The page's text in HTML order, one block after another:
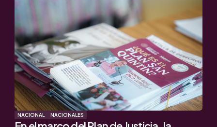
NACIONAL NACIONALES